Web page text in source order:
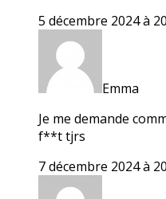
5 décembre 2024 à
Emma
Je me demande
f**t tjrs
7 décembre 2024 à